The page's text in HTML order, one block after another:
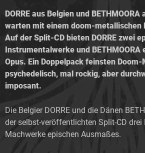
DORRE aus Belgien und
warten mit einem doom-metallischen
Auf der Split-CD bieten DORRE zwei
Instrumentalwerke und BETHMOORA
Opus. Ein Doppelpack feinsten
psychedelisch, mal rockig, aber
imposant.
Die Belgier DORRE und die Dänen
der selbst-veröffentlichten Split-CD drei
Machwerke epischen Ausmaßes.